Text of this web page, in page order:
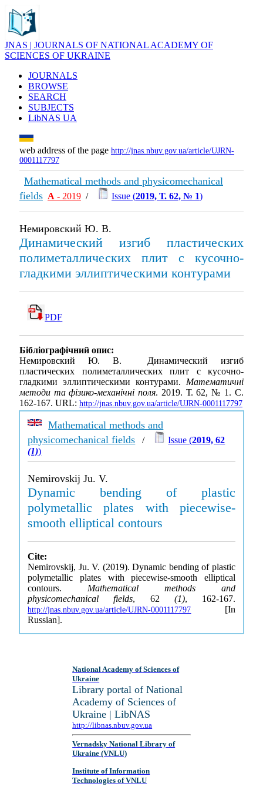
JNAS | JOURNALS OF NATIONAL ACADEMY OF
SCIENCES OF UKRAINE
JOURNALS
BROWSE
SEARCH
SUBJECTS
LibNAS UA
web address of the page http://jnas.nbuv.gov.ua/article/UJRN-
0001117797
Mathematical methods and physicomechanical
fields А - 2019 / Issue (2019, Т. 62, № 1)
Немировский Ю. В.
Динамический изгиб пластических
полиметаллических плит с кусочно-
гладкими эллиптическими контурами
PDF
Бібліографічний опис:
Немировский Ю. В. Динамический изгиб
пластических полиметаллических плит с кусочно-
гладкими эллиптическими контурами. Математичні
методи та фізико-механічні поля. 2019. Т. 62, № 1. С.
162-167. URL: http://jnas.nbuv.gov.ua/article/UJRN-0001117797
Mathematical methods and
physicomechanical fields / Issue (2019, 62
(1))
Nemirovskij Ju. V.
Dynamic bending of plastic
polymetallic plates with piecewise-
smooth elliptical contours
Cite:
Nemirovskij, Ju. V. (2019). Dynamic bending of plastic
polymetallic plates with piecewise-smooth elliptical
contours. Mathematical methods and
physicomechanical fields, 62 (1), 162-167.
http://jnas.nbuv.gov.ua/article/UJRN-0001117797 [In
Russian].
National Academy of Sciences of
Ukraine
Library portal of National
Academy of Sciences of
Ukraine | LibNAS
http://libnas.nbuv.gov.ua
Vernadsky National Library of
Ukraine (VNLU)
Institute of Information
Technologies of VNLU